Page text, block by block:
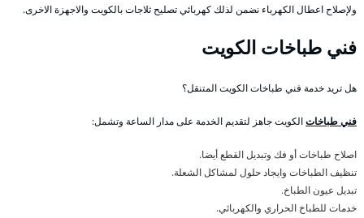
ولإصلاح اعطال الكهرباء نضمن لذلك كهربائي تصليح ثلاجات بالكويت والاجهزة الاخرى.
فني طباخات الكويت
هل تريد خدمة فني طباخات الكويت المتنقل؟
فني طباخاتالكويت جاهز لتقديم الخدمة على مدار الساعة وتشمل:
اصلاح طباخات أو فك وتبديل القطع أيضا.
تنظيف الطباخات وايجاد حلول لمشاكل الشعلة.
تبديل عيون الطباخ.
خدمات للطباخ الحراري والكهربائي.